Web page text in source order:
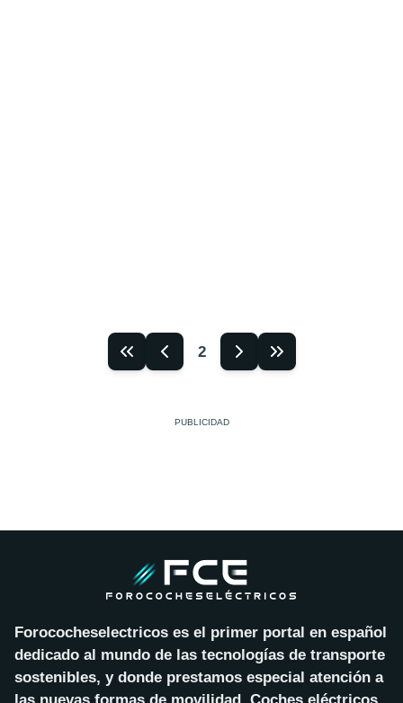
2
Forococheselectricos es el primer portal en español
dedicado al mundo de las tecnologías de transporte
sostenibles, y donde prestamos especial atención a